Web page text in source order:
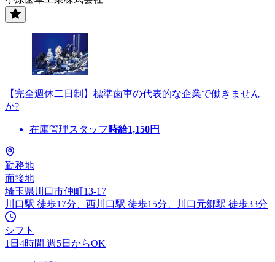
【完全週休二日制】標準歯車の代表的な企業で働きません
か?
在庫管理スタッフ 時給1,150円
勤務地
面接地
埼玉県川口市仲町13-17
川口駅 徒歩17分、西川口駅 徒歩15分、川口元郷駅 徒歩33分
シフト
1日4時間 週5日からOK